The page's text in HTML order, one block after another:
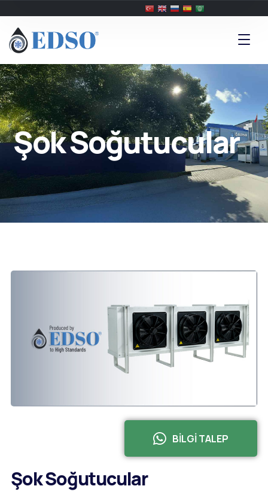
Şok Soğutucular
BİLGİ TALEP
Şok Soğutucular